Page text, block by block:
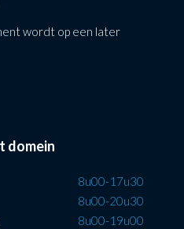
wordt op een later
domein
8u00-17u30
8u00-20u30
8u00-19u00